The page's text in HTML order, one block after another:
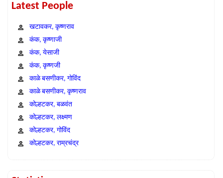
Latest People
खटावकर, कृष्णराव
कंक, कृष्णाजी
कंक, येसाजी
कंक, कृष्णजी
काळे बसणीकर, गोविंद
काळे बसणीकर, कृष्णराव
कोल्हटकर, बळवंत
कोल्हटकर, लक्ष्मण
कोल्हटकर, गोविंद
कोल्हटकर, राम्रचंद्र